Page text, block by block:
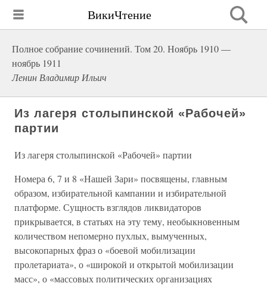
ВикиЧтение
Полное собрание сочинений. Том 20. Ноябрь 1910 —
ноябрь 1911
Ленин Владимир Ильич
Из лагеря столыпинской «Рабочей»
партии
Из лагеря столыпинской «Рабочей» партии
Номера 6, 7 и 8 «Нашей Зари» посвящены, главным
образом, избирательной кампании и избирательной
платформе. Сущность взглядов ликвидаторов
прикрывается, в статьях на эту тему, необыкновенным
количеством непомерно пухлых, вымученных,
высокопарных фраз о «боевой мобилизации
пролетариата», о «широкой и открытой мобилизации
масс», о «массовых политических организациях